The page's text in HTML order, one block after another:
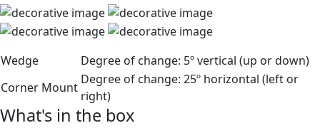
Wedge Degree of change: 5º vertical (up or down)
Corner Mount
Degree of change: 25º horizontal (left or
right)
What's in the box